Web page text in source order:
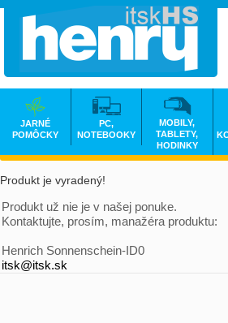
Produkt je vyradený!
Produkt už nie je v našej ponuke.
Kontaktujte, prosím, manažéra produktu:
Henrich Sonnenschein-ID0
itsk@itsk.sk
JARNÉ
POMÔCKY
PC,
NOTEBOOKY
MOBILY,
TABLETY,
HODINKY